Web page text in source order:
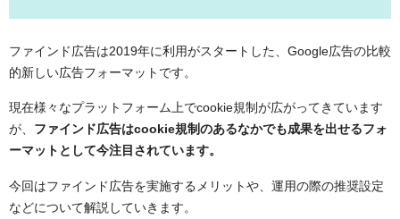
ファインド広告は2019年に利用がスタートした、Google広告の比較
的新しい広告フォーマットです。
現在様々なプラットフォーム上でcookie規制が広がってきています
が、 ファインド広告はcookie規制のあるなかでも成果を出せるフォ
ーマットとして今注目されています。
今回はファインド広告を実施するメリットや、運用の際の推奨設定
などについて解説していきます。